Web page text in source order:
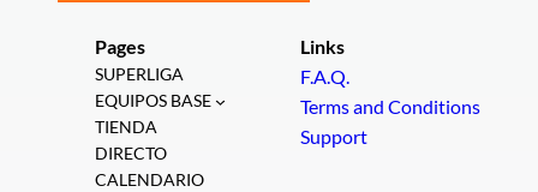
Pages
SUPERLIGA
EQUIPOS BASE
TIENDA
DIRECTO
CALENDARIO
Links
F.A.Q.
Terms and Conditions
Support